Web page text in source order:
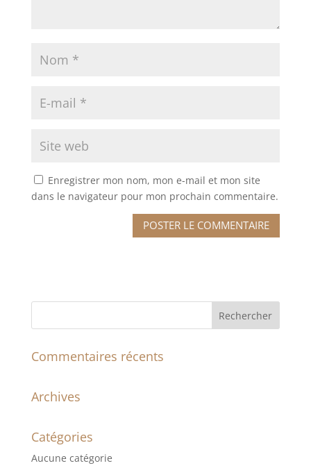
Enregistrer mon nom, mon e-mail et mon site
dans le navigateur pour mon prochain commentaire.
Commentaires récents
Archives
Catégories
Aucune catégorie